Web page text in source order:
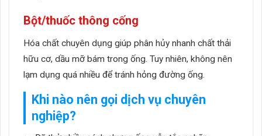
Bột/thuốc thông cống
Hóa chất chuyên dụng giúp phân hủy nhanh chất thải
hữu cơ, dầu mỡ bám trong ống. Tuy nhiên, không nên
lạm dụng quá nhiều để tránh hỏng đường ống.
Khi nào nên gọi dịch vụ chuyên
nghiệp?